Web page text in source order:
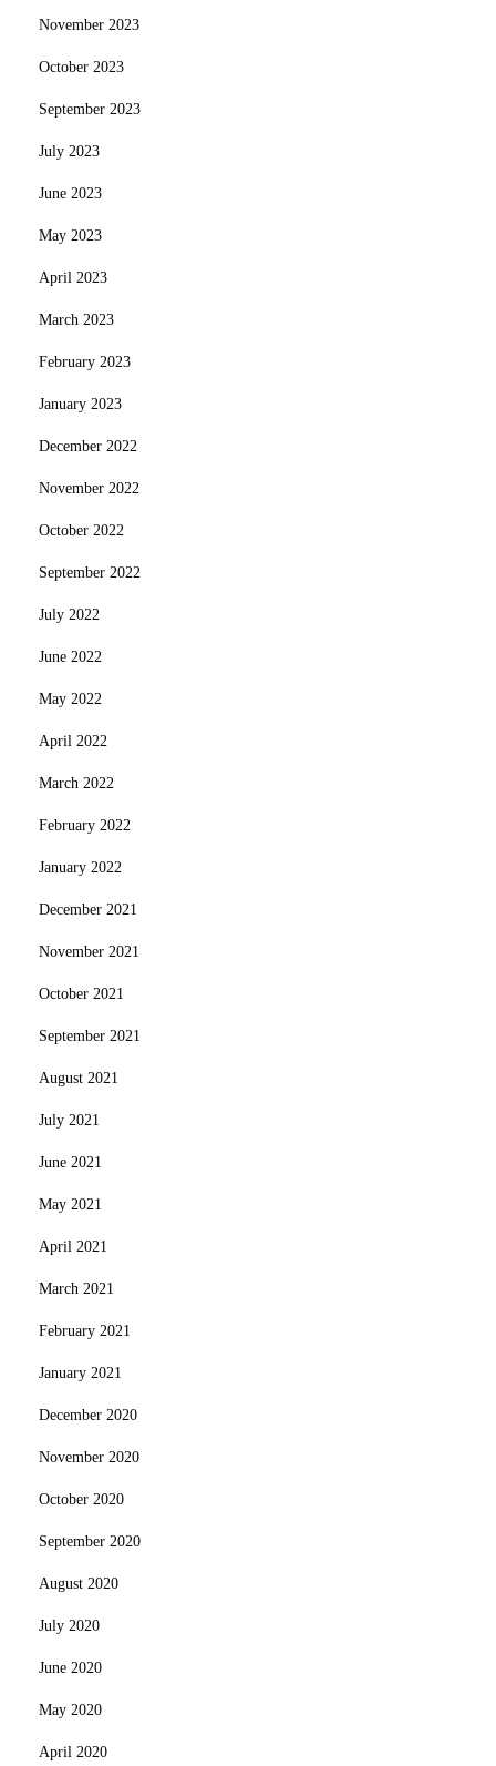
November 2023
October 2023
September 2023
July 2023
June 2023
May 2023
April 2023
March 2023
February 2023
January 2023
December 2022
November 2022
October 2022
September 2022
July 2022
June 2022
May 2022
April 2022
March 2022
February 2022
January 2022
December 2021
November 2021
October 2021
September 2021
August 2021
July 2021
June 2021
May 2021
April 2021
March 2021
February 2021
January 2021
December 2020
November 2020
October 2020
September 2020
August 2020
July 2020
June 2020
May 2020
April 2020